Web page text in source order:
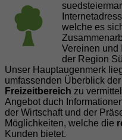
welche es
Vereinen und
der Region
Unser Hauptaugenmerk
umfassenden Überblick
Freizeitbereich zu
Angebot duch
der Wirtschaft und der
Möglichkeiten, welche die
Kunden bietet.